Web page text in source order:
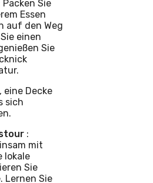
Packen Sie
Essen
auf den Weg
einen
Sie
eine Decke
sich
:
mit
lokale
Sie
Lernen Sie